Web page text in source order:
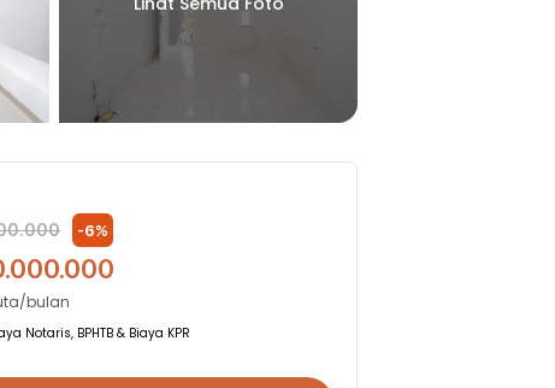
-6%
bulan
Notaris, BPHTB & Biaya KPR